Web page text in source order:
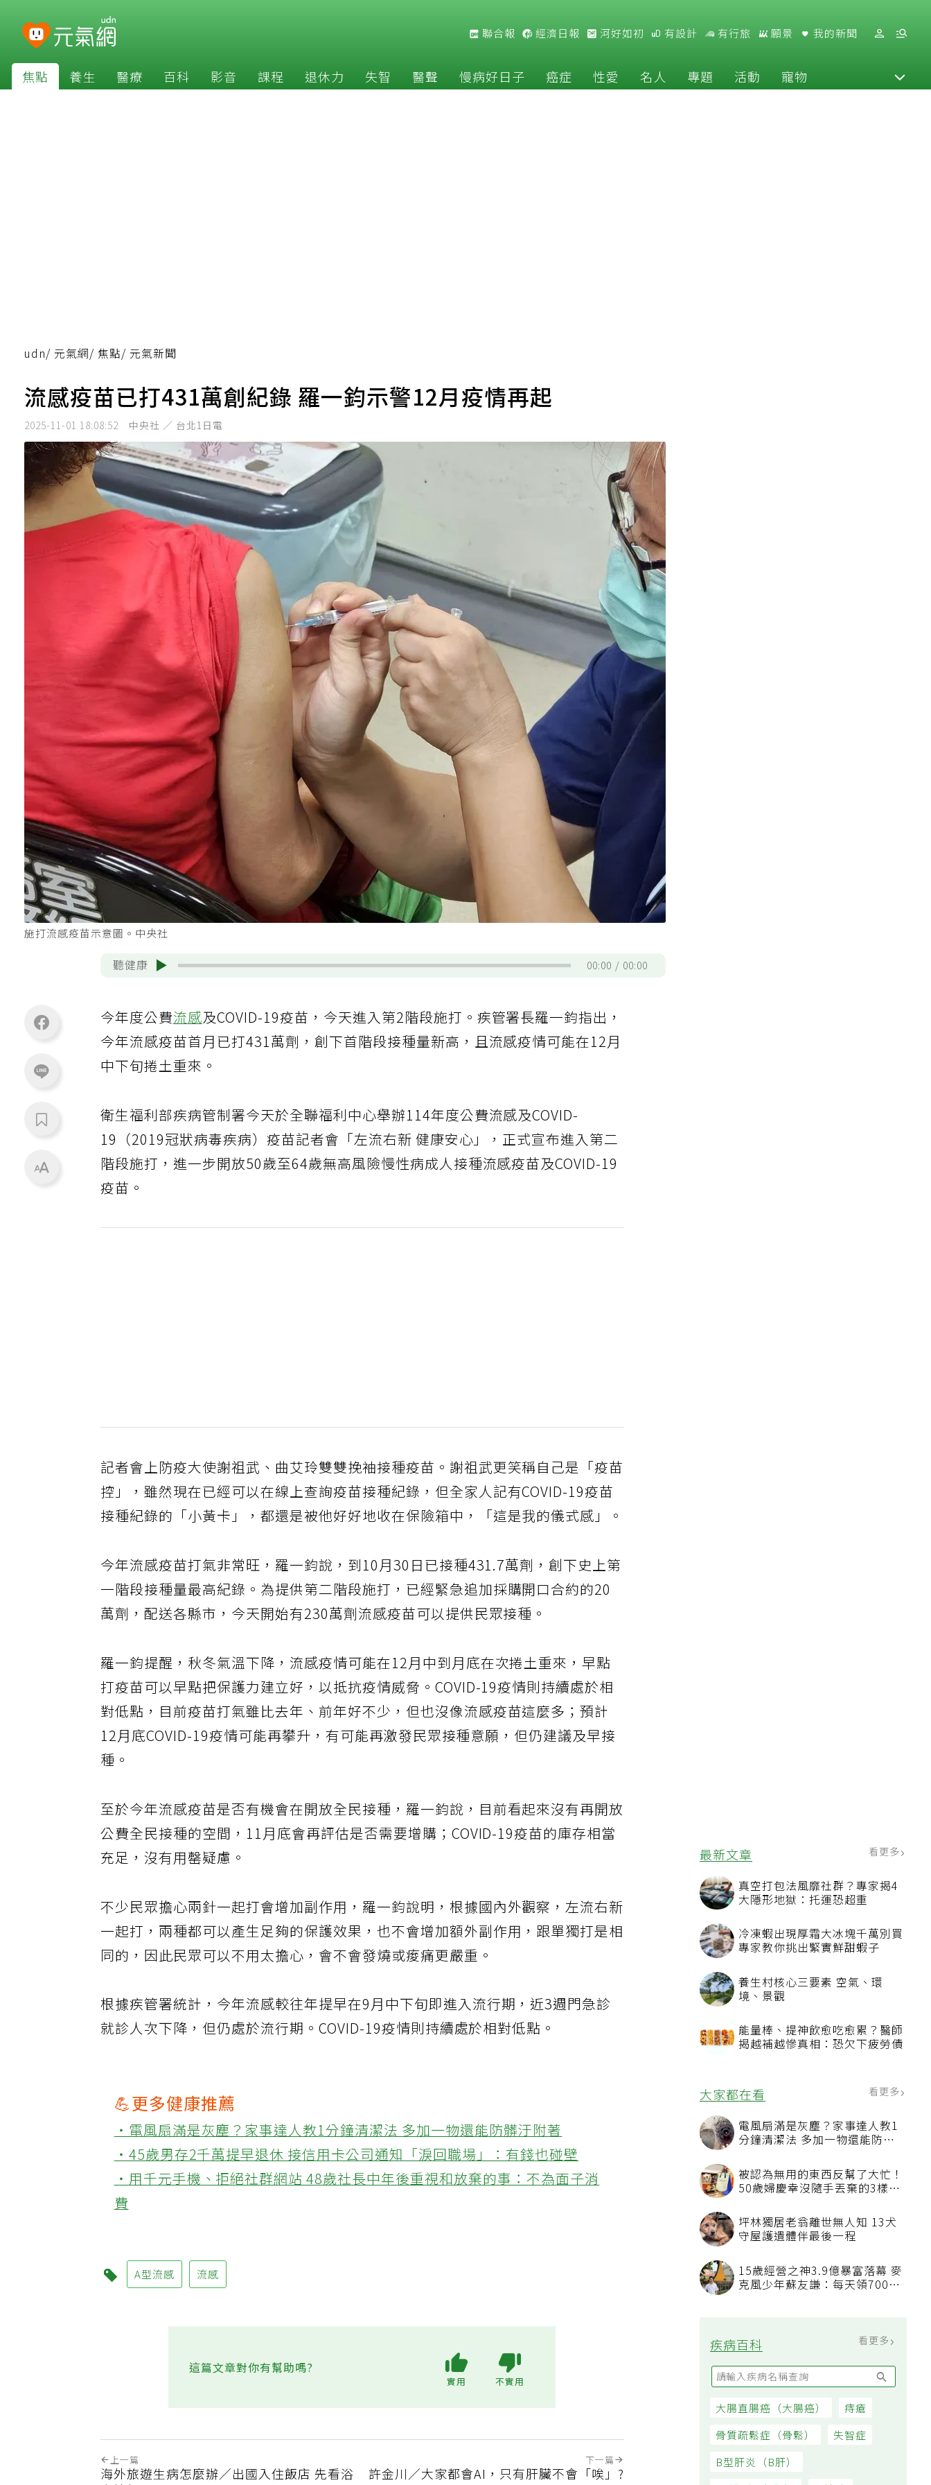
聯合報 經濟日報 河好如初 有設計 有行旅 願景 我的新聞
焦點 養生 醫療 百科 影音 課程 退休力 失智 醫聲 慢病好日子 癌症 性愛 名人 專題 活動 寵物
最新文章 看更多
真空打包法風靡社群？專家揭4
大隱形地獄：托運恐超重
冷凍蝦出現厚霜大冰塊千萬別買
專家教你挑出緊實鮮甜蝦子
養生村核心三要素 空氣、環
境、景觀
能量棒、提神飲愈吃愈累？醫師
揭越補越慘真相：恐欠下疲勞債
大家都在看
電風扇滿是灰塵？家事達人教1
被認為無用的東西反幫了大忙！
50歲婦慶幸沒隨手丟棄的3樣物
品
坪林獨居老翁離世無人知 13犬
15歲經營之神3.9億暴富落幕 麥
疾病百科
udn/ 元氣網/ 焦點/ 元氣新聞
流感疫苗已打431萬創紀錄 羅一鈞示警12月疫情再起
2025-11-01 18:08:52 中央社 ／ 台北1日電
施打流感疫苗示意圖。中央社
聽健康 00:00 00:00
今年度公費流感及COVID-19疫苗，今天進入第2階段施打。疾管署長羅一鈞指出，
今年流感疫苗首月已打431萬劑，創下首階段接種量新高，且流感疫情可能在12月
中下旬捲土重來。
衛生福利部疾病管制署今天於全聯福利中心舉辦114年度公費流感及COVID-
19（2019冠狀病毒疾病）疫苗記者會「左流右新 健康安心」，正式宣布進入第二
階段施打，進一步開放50歲至64歲無高風險慢性病成人接種流感疫苗及COVID-19
疫苗。
記者會上防疫大使謝祖武、曲艾玲雙雙挽袖接種疫苗。謝祖武更笑稱自己是「疫苗
控」，雖然現在已經可以在線上查詢疫苗接種紀錄，但全家人記有COVID-19疫苗
接種紀錄的「小黃卡」，都還是被他好好地收在保險箱中，「這是我的儀式感」。
今年流感疫苗打氣非常旺，羅一鈞說，到10月30日已接種431.7萬劑，創下史上第
一階段接種量最高紀錄。為提供第二階段施打，已經緊急追加採購開口合約的20
萬劑，配送各縣市，今天開始有230萬劑流感疫苗可以提供民眾接種。
羅一鈞提醒，秋冬氣溫下降，流感疫情可能在12月中到月底在次捲土重來，早點
打疫苗可以早點把保護力建立好，以抵抗疫情威脅。COVID-19疫情則持續處於相
對低點，目前疫苗打氣雖比去年、前年好不少，但也沒像流感疫苗這麼多；預計
12月底COVID-19疫情可能再攀升，有可能再激發民眾接種意願，但仍建議及早接
種。
至於今年流感疫苗是否有機會在開放全民接種，羅一鈞說，目前看起來沒有再開放
公費全民接種的空間，11月底會再評估是否需要增購；COVID-19疫苗的庫存相當
充足，沒有用罄疑慮。
不少民眾擔心兩針一起打會增加副作用，羅一鈞說明，根據國內外觀察，左流右新
一起打，兩種都可以產生足夠的保護效果，也不會增加額外副作用，跟單獨打是相
同的，因此民眾可以不用太擔心，會不會發燒或痠痛更嚴重。
根據疾管署統計，今年流感較往年提早在9月中下旬即進入流行期，近3週門急診
就診人次下降，但仍處於流行期。COVID-19疫情則持續處於相對低點。
💪更多健康推薦
‧電風扇滿是灰塵？家事達人教1分鐘清潔法 多加一物還能防髒汙附著
‧45歲男存2千萬提早退休 接信用卡公司通知「淚回職場」：有錢也碰壁
‧用千元手機、拒絕社群網站 48歲社長中年後重視和放棄的事：不為面子消
費
A型流感 流感
上一篇 下一篇